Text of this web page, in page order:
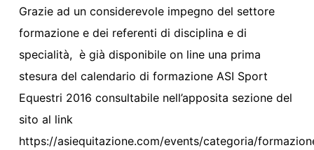
Grazie ad un considerevole impegno del settore
formazione e dei referenti di disciplina e di
specialità, è già disponibile on line una prima
stesura del calendario di formazione ASI Sport
Equestri 2016 consultabile nell’apposita sezione del
sito al link
https://asiequitazione.com/events/categoria/